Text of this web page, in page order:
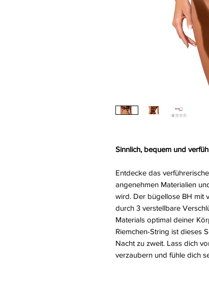
Sinnlich, bequem und
Entdecke das
angenehmen Materialien
wird. Der bügellose BH mit
durch 3 verstellbare
Materials optimal deiner
Riemchen-String ist dieses
Nacht zu zweit. Lass dich
verzaubern und fühle dich